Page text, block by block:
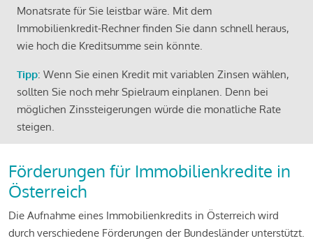
Monatsrate für Sie leistbar wäre. Mit dem
Immobilienkredit-Rechner finden Sie dann schnell heraus,
wie hoch die Kreditsumme sein könnte.
Tipp: Wenn Sie einen Kredit mit variablen Zinsen wählen,
sollten Sie noch mehr Spielraum einplanen. Denn bei
möglichen Zinssteigerungen würde die monatliche Rate
steigen.
Förderungen für Immobilienkredite in
Österreich
Die Aufnahme eines Immobilienkredits in Österreich wird
durch verschiedene Förderungen der Bundesländer unterstützt.